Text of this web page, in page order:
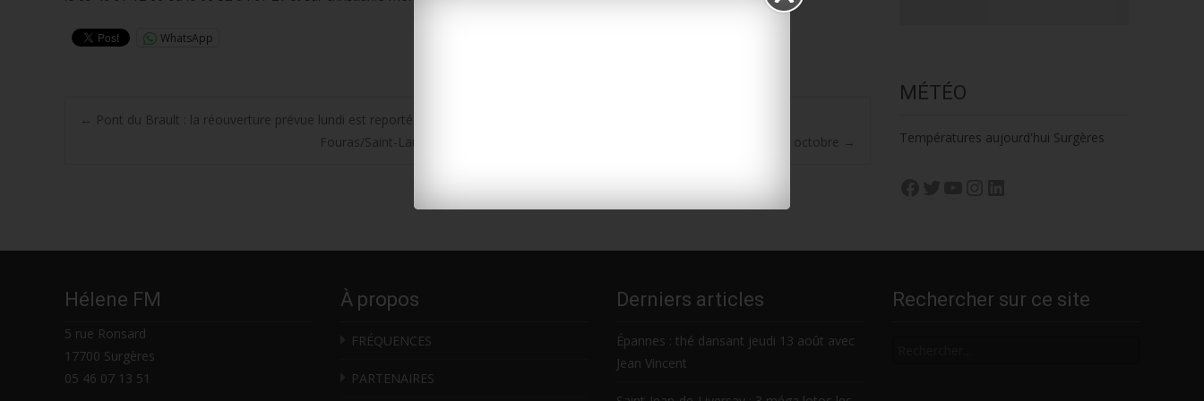
WhatsApp
Post
← Pont du Brault : la réouverture prévue lundi est reportée à mercredi
Fouras/Saint-Laurent-de-la-Prée : portes ouvertes d’ateliers d’artistes les 26 et 27 octobre →
MÉTÉO
Températures aujourd'hui Surgères
Hélene FM
5 rue Ronsard
17700 Surgères
05 46 07 13 51
À propos
FRÉQUENCES
PARTENAIRES
Derniers articles
Épannes : thé dansant jeudi 13 août avec
Jean Vincent
Rechercher sur ce site